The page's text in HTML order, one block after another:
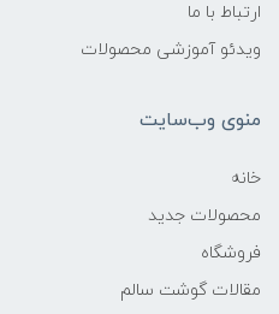
ارتباط با ما
ویدئو آموزشی محصولات
منوی وب‌سایت
خانه
محصولات جدید
فروشگاه
مقالات گوشت سالم